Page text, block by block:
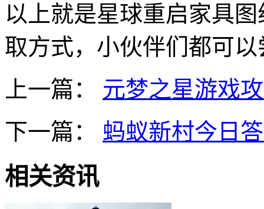
以上就是星球重启家具
取方式，小伙伴们都可
上一篇：
元梦之星游戏
下一篇：
蚂蚁新村今日
相关资讯